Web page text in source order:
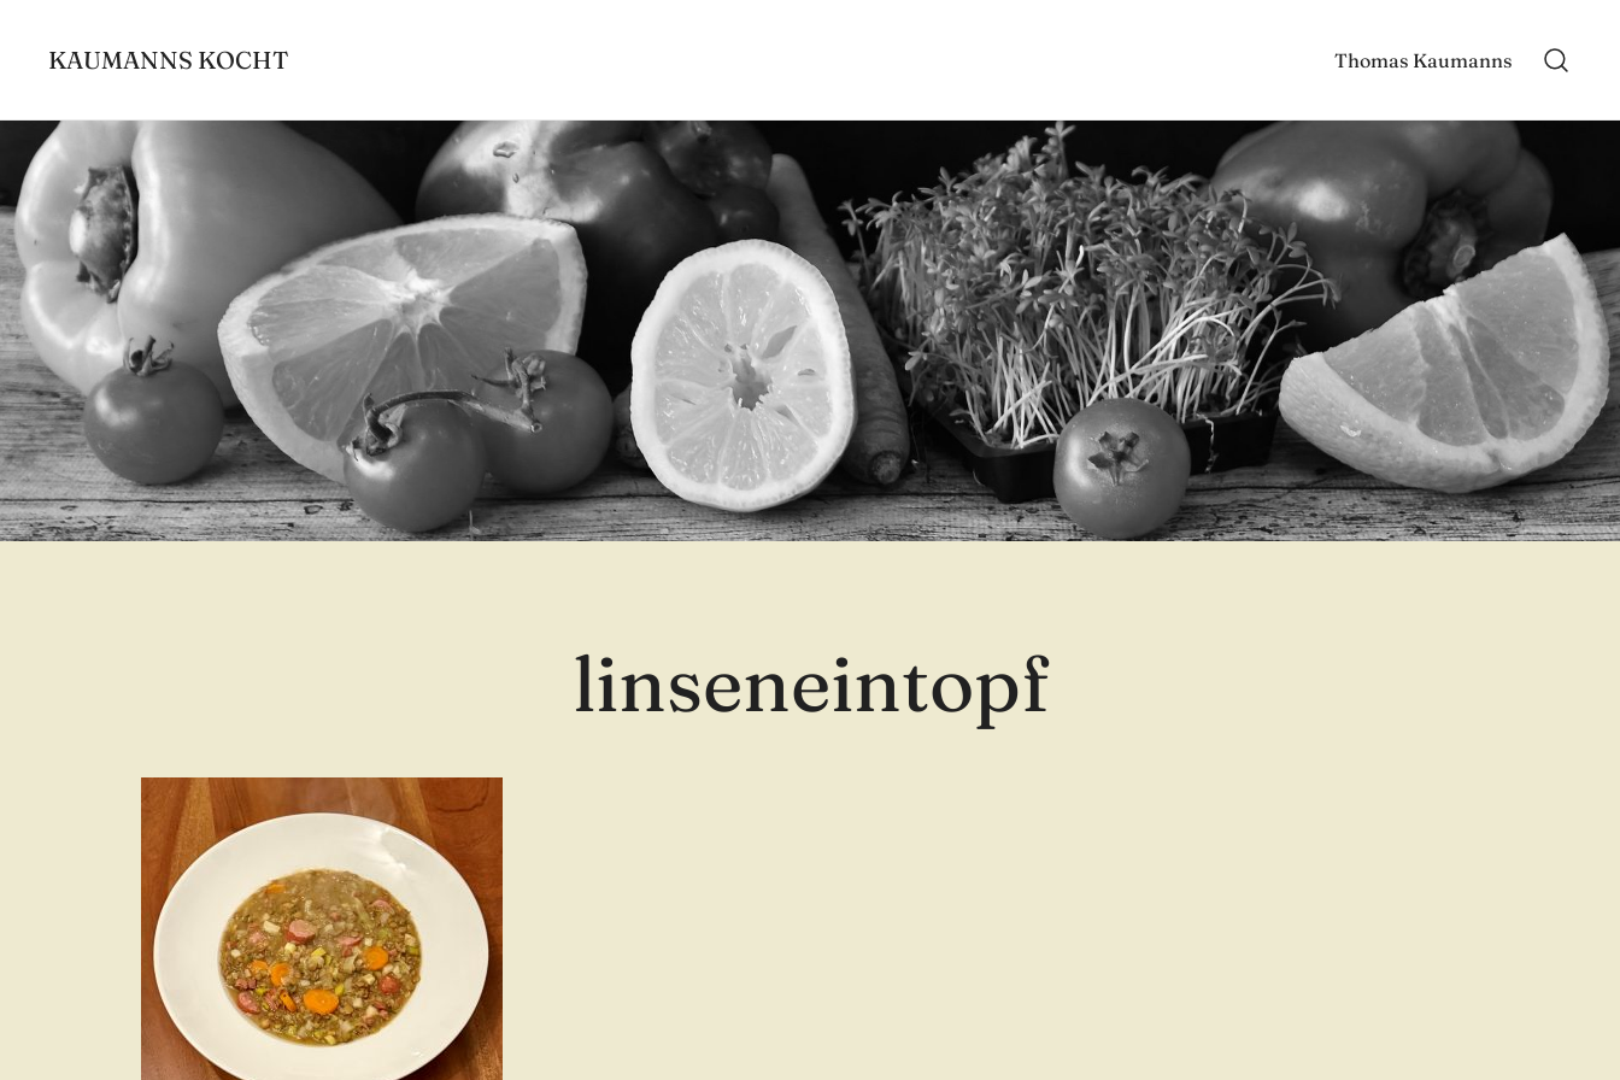
Inhalt
springen
KAUMANNS KOCHT Thomas Kaumanns
linseneintopf